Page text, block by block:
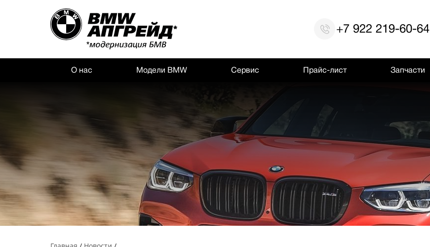
+7 922 219-60-64
О нас Модели BMW Сервис Прайс-лист Запчасти